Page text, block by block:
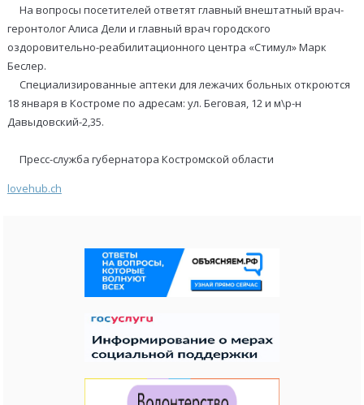
На вопросы посетителей ответят главный внештатный врач-
геронтолог Алиса Дели и главный врач городского
оздоровительно-реабилитационного центра «Стимул» Марк
Беслер.
Специализированные аптеки для лежачих больных откроются
18 января в Костроме по адресам: ул. Беговая, 12 и м\р-н
Давыдовский-2,35.
Пресс-служба губернатора Костромской области
lovehub.ch